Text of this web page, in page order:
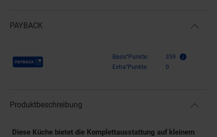
PAYBACK
Payback Punkte Basis°Punkte:
359
Extra°Punkte:
0
Produktbeschreibung
Diese Küche bietet die Komplettausstattung auf kleinem